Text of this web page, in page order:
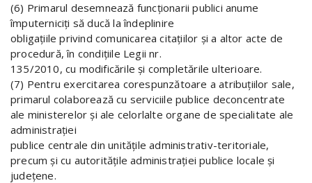
(6) Primarul desemnează funcţionarii publici anume
împuterniciţi să ducă la îndeplinire
obligaţiile privind comunicarea citaţiilor şi a altor acte de
procedură, în condiţiile Legii nr.
135/2010, cu modificările şi completările ulterioare.
(7) Pentru exercitarea corespunzătoare a atribuţiilor sale,
primarul colaborează cu serviciile publice deconcentrate
ale ministerelor şi ale celorlalte organe de specialitate ale
administraţiei
publice centrale din unităţile administrativ-teritoriale,
precum şi cu autorităţile administraţiei publice locale şi
judeţene.